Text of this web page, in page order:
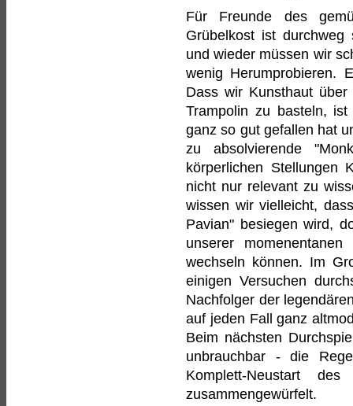
Für Freunde des
Grübelkost ist
und wieder müssen wir
wenig Herumprobieren.
Dass wir Kunsthaut
Trampolin zu basteln,
ganz so gut gefallen hat
zu absolvierende
körperlichen Stellungen
nicht nur relevant zu
wissen wir vielleicht,
Pavian" besiegen wird,
unserer
wechseln können. Im
einigen Versuchen
Nachfolger der
auf jeden Fall ganz
Beim nächsten
unbrauchbar - die
Komplett-Neustart
zusammengewürfelt.